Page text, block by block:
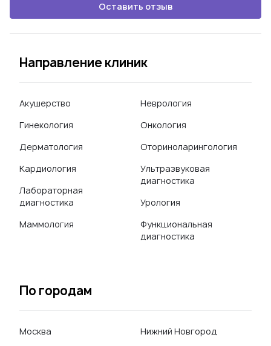
Оставить отзыв
Направление клиник
Акушерство
Гинекология
Дерматология
Кардиология
Лабораторная
диагностика
Маммология
Неврология
Онкология
Оториноларингология
Ультразвуковая
диагностика
Урология
Функциональная
диагностика
По городам
Москва
Нижний Новгород